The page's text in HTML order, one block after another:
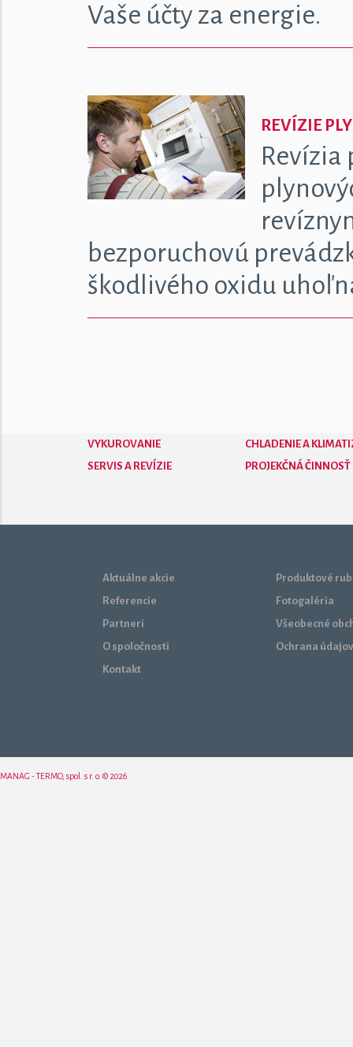
Vaše účty za energie.
REVÍZIE
Revízia
bezporuchovú
škodlivého oxidu
VYKUROVANIE
CHLADENIE A
SERVIS A REVÍZIE
PROJEKČNÁ ČINNOSŤ
Aktuálne akcie
Referencie
Partneri
O spoločnosti
Kontakt
Produktové
Fotogaléria
Všeobecné
Ochrana údajov
MANAG - TERMO, spol. s r. o. © 2026